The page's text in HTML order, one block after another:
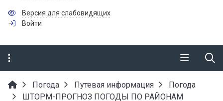
Версия для слабовидящих
Войти
Погода Путевая информация
Погода
ШТОРМ-ПРОГНОЗ ПОГОДЫ ПО РАЙОНАМ